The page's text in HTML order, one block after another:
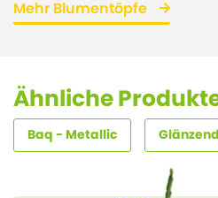
Mehr Blumentöpfe
Ähnliche
Baq - Metallic